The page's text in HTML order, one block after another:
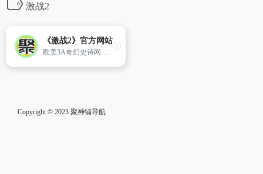
激战2
《激战2》官方网站
欧美3A奇幻史诗网游《激战2》全新DLC《巨龙绝境》现已发布。凯珊复兴，勇者归来！全新传奇武器炫酷登场，九大[…]
Copyright © 2023 聚神铺导航